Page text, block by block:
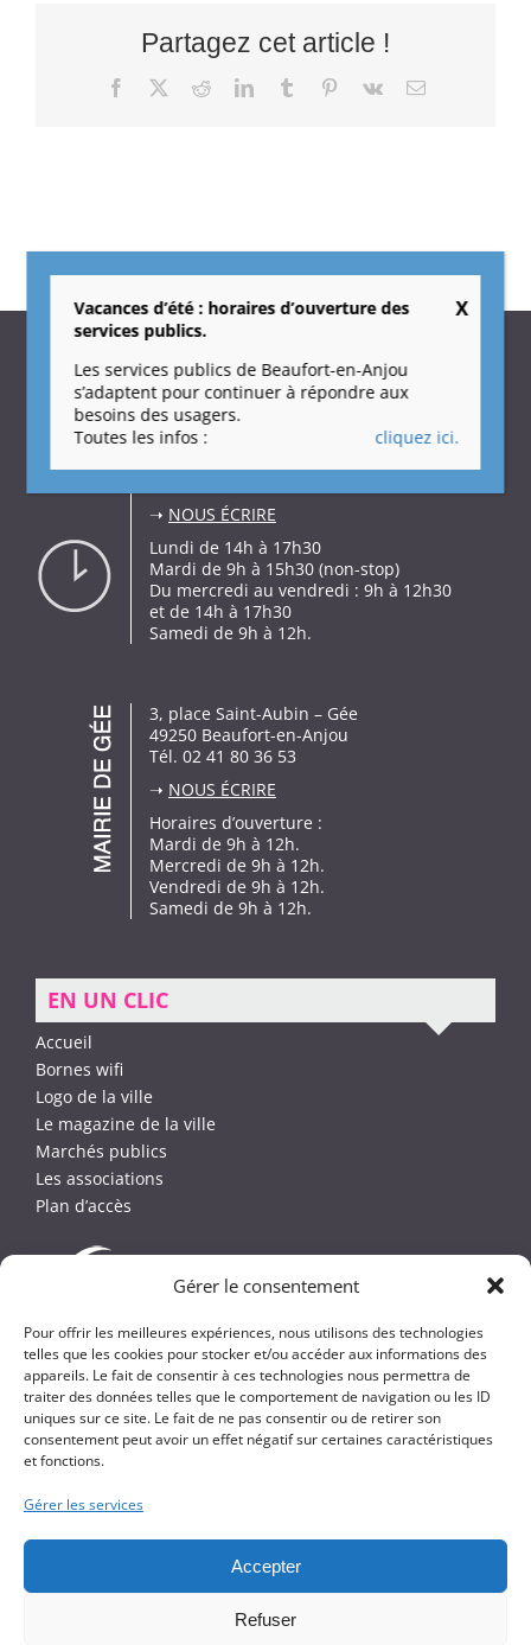
Gérer le consentement
Pour offrir les meilleures expériences, nous utilisons des technologies
telles que les cookies pour stocker et/ou accéder aux informations des
appareils. Le fait de consentir à ces technologies nous permettra de
traiter des données telles que le comportement de navigation ou les ID
uniques sur ce site. Le fait de ne pas consentir ou de retirer son
consentement peut avoir un effet négatif sur certaines caractéristiques
et fonctions.
Gérer les services
Accepter
Refuser
Partagez cet article !
Facebook RedditLinkedInTumblr Pinterest
Vk Email
Ville de Beaufort-en-Anjou
16, rue de l’Hôtel de ville
CS70005 – Beaufort-en-Vallée
49250 Beaufort-en-Anjou
➝ NOUS ÉCRIRE
Lundi de 14h à 17h30
Mardi de 9h à 15h30 (non-stop)
Du mercredi au vendredi : 9h à 12h30
et de 14h à 17h30
Samedi de 9h à 12h.
3, place Saint-Aubin – Gée
49250 Beaufort-en-Anjou
Tél. 02 41 80 36 53
➝ NOUS ÉCRIRE
Horaires d’ouverture :
Mardi de 9h à 12h.
Mercredi de 9h à 12h.
Vendredi de 9h à 12h.
Samedi de 9h à 12h.
EN UN CLIC
Accueil
Bornes wifi
Logo de la ville
Le magazine de la ville
Marchés publics
Les associations
Plan d’accès
2026 -Ville de Beaufort-en-Anjou
Mentions légales et crédits
Vacances d’été : horaires d’ouverture des
services publics.
Les services publics de Beaufort-en-Anjou
s’adaptent pour continuer à répondre aux
besoins des usagers.
Toutes les infos :
cliquez ici.